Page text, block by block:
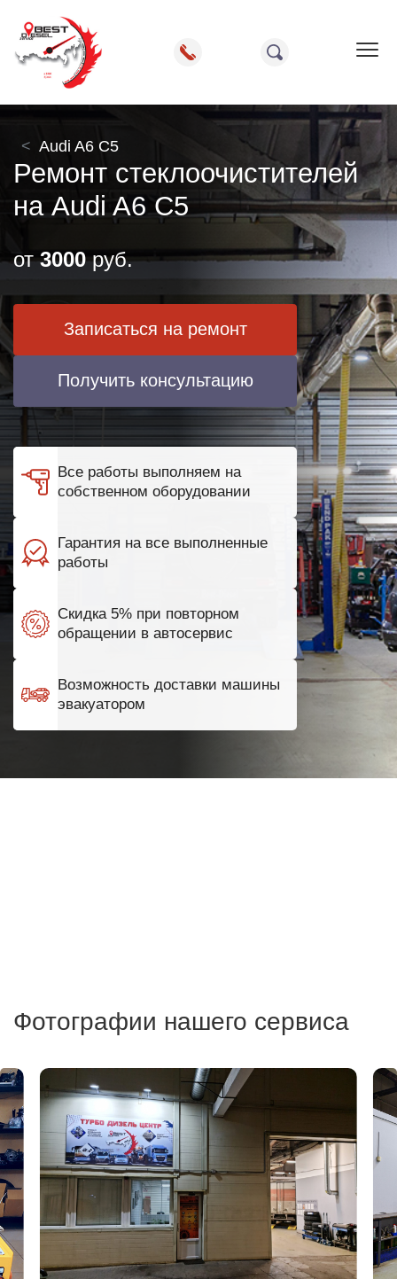
Audi A6 C5
Ремонт стеклоочистителей
на Audi A6 C5
от3000руб.
Записаться на ремонт
Получить консультацию
Все работы выполняем на
собственном оборудовании
Гарантия на все выполненные
работы
Скидка 5% при повторном
обращении в автосервис
Возможность доставки машины
эвакуатором
Фотографии нашего сервиса